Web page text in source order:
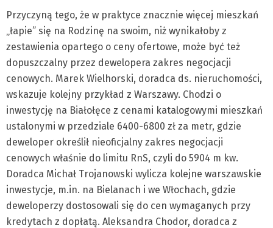
Przyczyną tego, że w praktyce znacznie więcej mieszkań
„łapie” się na Rodzinę na swoim, niż wynikałoby z
zestawienia opartego o ceny ofertowe, może być też
dopuszczalny przez dewelopera zakres negocjacji
cenowych. Marek Wielhorski, doradca ds. nieruchomości,
wskazuje kolejny przykład z Warszawy. Chodzi o
inwestycję na Białołęce z cenami katalogowymi mieszkań
ustalonymi w przedziale 6400-6800 zł za metr, gdzie
deweloper określił nieoficjalny zakres negocjacji
cenowych właśnie do limitu RnS, czyli do 5904 m kw.
Doradca Michał Trojanowski wylicza kolejne warszawskie
inwestycje, m.in. na Bielanach i we Włochach, gdzie
deweloperzy dostosowali się do cen wymaganych przy
kredytach z dopłatą. Aleksandra Chodor, doradca z